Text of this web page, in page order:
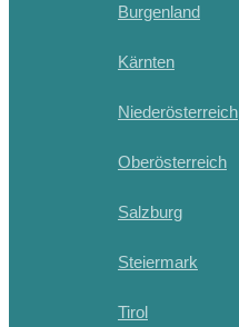
Burgenland
Kärnten
Niederösterreich
Oberösterreich
Salzburg
Steiermark
Tirol